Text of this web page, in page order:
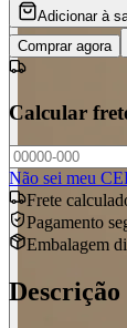
Adicionar à
Comprar agora
Calcular
Não sei meu
Frete
Pagamento
Embalagem
Descrição